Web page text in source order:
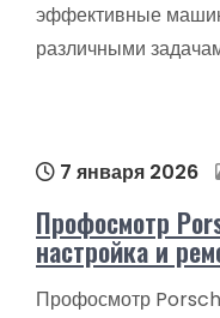
эффективные
различными
7 января 2026
Профосмотр
настройка и
Профосмотр